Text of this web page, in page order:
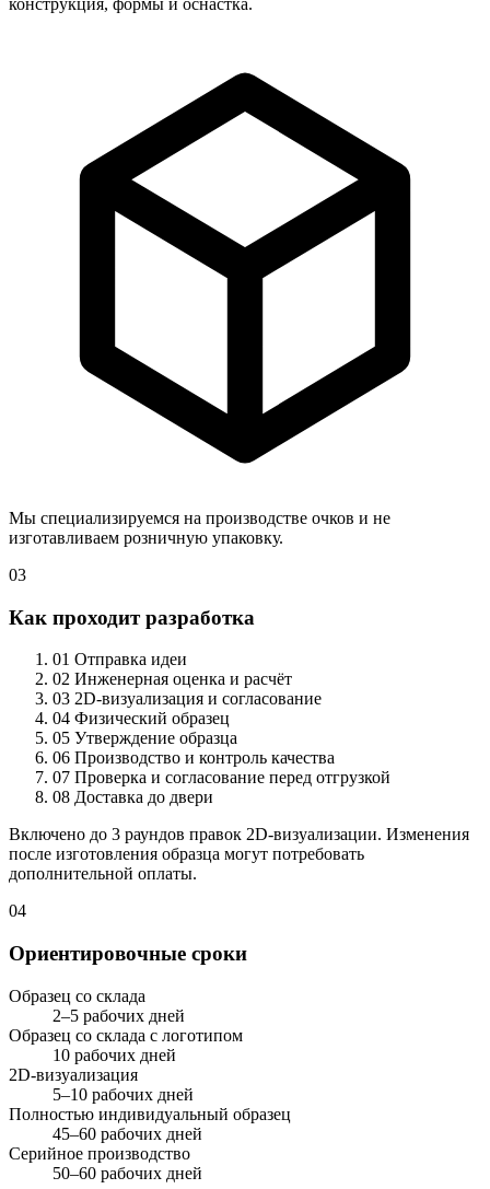
Мы специализируемся на производстве очков и не
изготавливаем розничную упаковку.
03
Как проходит разработка
01 Отправка идеи
02 Инженерная оценка и расчёт
03 2D-визуализация и согласование
04 Физический образец
05 Утверждение образца
06 Производство и контроль качества
07 Проверка и согласование перед отгрузкой
08 Доставка до двери
Включено до 3 раундов правок 2D-визуализации. Изменения
после изготовления образца могут потребовать
дополнительной оплаты.
04
Ориентировочные сроки
Образец со склада
2–5 рабочих дней
Образец со склада с логотипом
10 рабочих дней
2D-визуализация
5–10 рабочих дней
Полностью индивидуальный образец
45–60 рабочих дней
Серийное производство
50–60 рабочих дней